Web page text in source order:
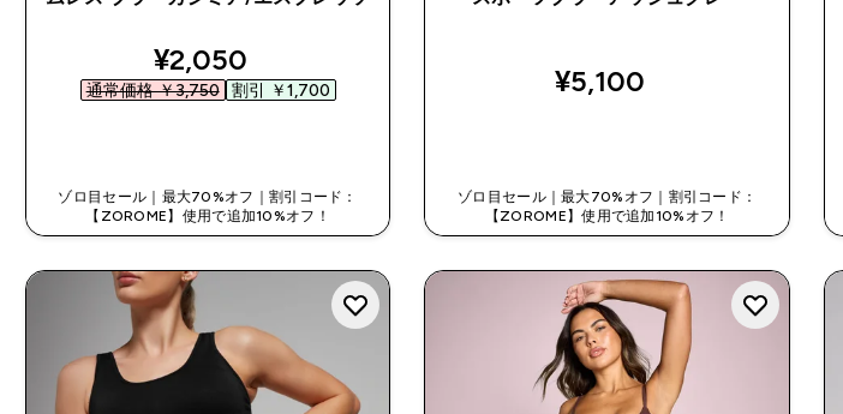
discounted price
¥2,050‎
通常価格 ￥3,750‎ 割引 ￥1,700‎
ゾロ目セール｜最大70%オフ｜割引コード：
【ZOROME】使用で追加10%オフ！
¥5,100‎
ゾロ目セール｜最大70%オフ｜割引コード：
【ZOROME】使用で追加10%オフ！